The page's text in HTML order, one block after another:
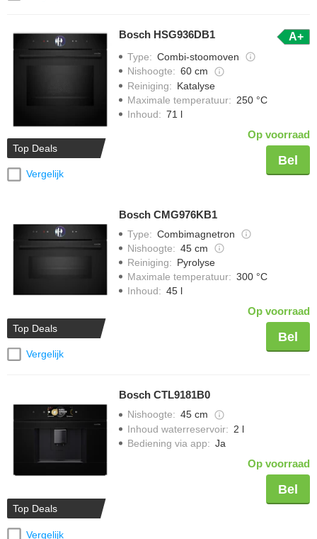
Top Deals
Vergelijk
Bosch HSG936DB1 A+
Type: Combi-stoomoven
Nishoogte: 60 cm
Reiniging: Katalyse
Maximale temperatuur: 250 °C
Inhoud: 71 l
Op voorraad
Bel
Top Deals
Vergelijk
Bosch CMG976KB1
Type: Combimagnetron
Nishoogte: 45 cm
Reiniging: Pyrolyse
Maximale temperatuur: 300 °C
Inhoud: 45 l
Op voorraad
Bel
Top Deals
Vergelijk
Bosch CTL9181B0
Nishoogte: 45 cm
Inhoud waterreservoir: 2 l
Bediening via app: Ja
Op voorraad
Bel